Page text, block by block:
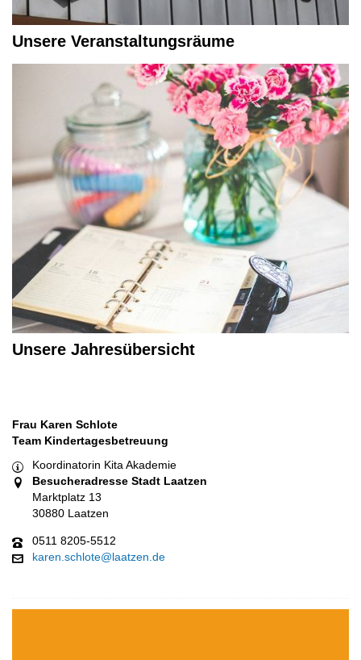
Unsere Veranstaltungsräume
Unsere Jahresübersicht
Frau Karen Schlote
Team Kindertagesbetreuung
Koordinatorin Kita Akademie
Besucheradresse Stadt Laatzen
Marktplatz 13
30880 Laatzen
0511 8205-5512
karen.schlote@laatzen.de